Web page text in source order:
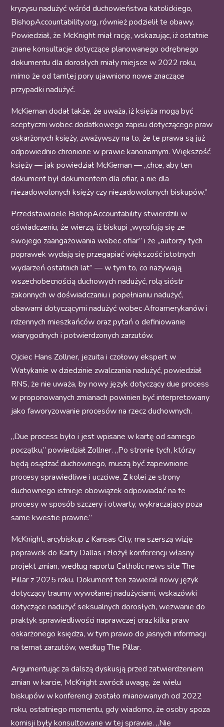
kryzysu nadużyć wśród duchowieństwa katolickiego,
BishopAccountability.org, również podzielił te obawy.
Powiedział, że McKnight miał rację, wskazując, iż ostatnie
znane konsultacje dotyczące planowanego odrębnego
dokumentu dla dorosłych miały miejsce w 2022 roku,
mimo że od tamtej pory ujawniono nowe znaczące
przypadki nadużyć.
McKiernan dodał także, że uważa, iż księża mogą być
sceptyczni wobec dodatkowego zapisu dotyczącego praw
oskarżonych księży, zważywszy na to, że te prawa są już
odpowiednio chronione w prawie kanonarnym. Większość
księży — jak powiedział McKiernan — „chce, aby ten
dokument był dokumentem dla ofiar, a nie dla
niezadowolonych księży czy niezadowolonych biskupów.”
Przedstawiciele BishopAccountability stwierdzili w
oświadczeniu, że wierzą, iż biskupi „wycofują się ze
swojego zaangażowania wobec ofiar” i że „autorzy tych
poprawek wydają się przegapiać większość istotnych
wydarzeń ostatnich lat” — w tym to, co nazywają
wszechobecnością duchowych nadużyć, rolą sióstr
zakonnych w doświadczaniu i popełnianiu nadużyć,
obawami dotyczącymi nadużyć wobec Afroamerykanów i
rdzennych mieszkańców oraz pytań o definiowanie
wiarygodnych i potwierdzonych zarzutów.
Ojciec Hans Zollner, jezuita i czołowy ekspert w
Watykanie w dziedzinie zwalczania nadużyć, powiedział
RNS, że nie uważa, by nowy język dotyczący due process
w proponowanych zmianach powinien być interpretowany
jako faworyzowanie procesów na rzecz duchownych.
„Due process było i jest wpisane w kartę od samego
początku,” powiedział Zollner. „Po stronie tych, którzy
będą osądzać duchownego, muszą być zapewnione
procesy sprawiedliwe i uczciwe. Z kolei ze strony
duchownego istnieje obowiązek odpowiadać na te
procesy w sposób szczery i otwarty, wykraczający poza
same kwestie prawne.”
McKnight, arcybiskup z Kansas City, ma szerszą wizję
poprawek do Karty Dallas i złożył konferencji własny
projekt zmian, według raportu Catholic news site The
Pillar z 2025 roku. Dokument ten zawierał nowy język
dotyczący traumy wywołanej nadużyciami, wskazówki
dotyczące nadużyć seksualnych dorosłych, wezwanie do
praktyk sprawiedliwości naprawczej oraz kilka praw
oskarżonego księdza, w tym prawo do jasnych informacji
na temat zarzutów, według The Pillar.
Argumentując za dalszą dyskusją przed zatwierdzeniem
zmian w karcie, McKnight zwrócił uwagę, że wielu
biskupów w konferencji zostało mianowanych od 2022
roku, ostatniego momentu, gdy wiadomo, że osoby spoza
komisji były konsultowane w tej sprawie. „Nie